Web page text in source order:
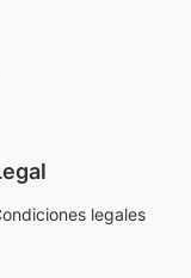
legales